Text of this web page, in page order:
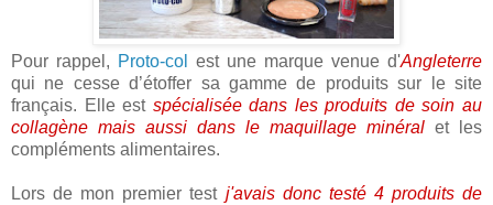
Pour rappel, Proto-col est une marque venue d'Angleterre
qui ne cesse d’étoffer sa gamme de produits sur le site
français. Elle estspécialisée dans les produits de soin au
collagène mais aussi dans le maquillage minéral et les
compléments alimentaires.
Lors de mon premier test j'avais donc testé 4 produits de